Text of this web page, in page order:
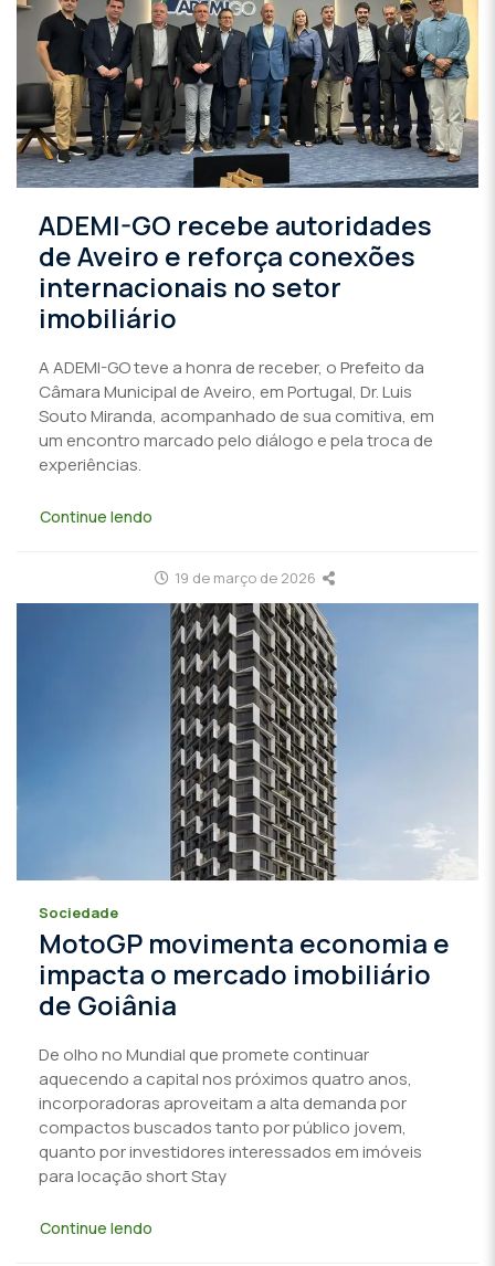
ADEMI-GO recebe autoridades
de Aveiro e reforça conexões
internacionais no setor
imobiliário
A ADEMI-GO teve a honra de receber, o Prefeito da
Câmara Municipal de Aveiro, em Portugal, Dr. Luis
Souto Miranda, acompanhado de sua comitiva, em
um encontro marcado pelo diálogo e pela troca de
experiências.
Continue lendo
19 de março de 2026
Sociedade
MotoGP movimenta economia e
impacta o mercado imobiliário
de Goiânia
De olho no Mundial que promete continuar
aquecendo a capital nos próximos quatro anos,
incorporadoras aproveitam a alta demanda por
compactos buscados tanto por público jovem,
quanto por investidores interessados em imóveis
para locação short Stay
Continue lendo